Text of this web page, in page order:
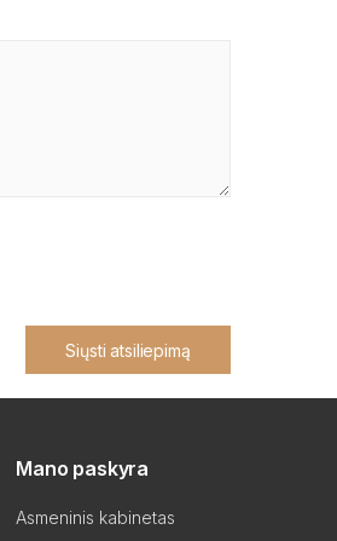
Siųsti atsiliepimą
Mano paskyra
Asmeninis kabinetas